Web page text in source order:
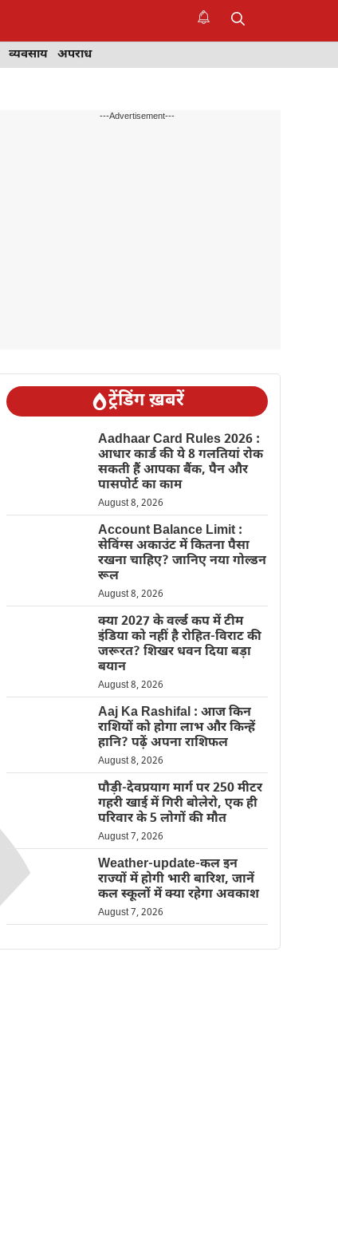
व्यवसाय अपराध
---Advertisement---
ट्रेंडिंग ख़बरें
Aadhaar Card Rules 2026 :
आधार कार्ड की ये 8 गलतियां रोक
सकती हैं आपका बैंक, पैन और
पासपोर्ट का काम
August 8, 2026
Account Balance Limit :
सेविंग्स अकाउंट में कितना पैसा
रखना चाहिए? जानिए नया गोल्डन
रूल
August 8, 2026
क्या 2027 के वर्ल्ड कप में टीम
इंडिया को नहीं है रोहित-विराट की
जरूरत? शिखर धवन दिया बड़ा
बयान
August 8, 2026
Aaj Ka Rashifal : आज किन
राशियों को होगा लाभ और किन्हें
हानि? पढ़ें अपना राशिफल
August 8, 2026
पौड़ी-देवप्रयाग मार्ग पर 250 मीटर
गहरी खाई में गिरी बोलेरो, एक ही
परिवार के 5 लोगों की मौत
August 7, 2026
Weather-update-कल इन
राज्यों में होगी भारी बारिश, जानें
कल स्कूलों में क्या रहेगा अवकाश
August 7, 2026